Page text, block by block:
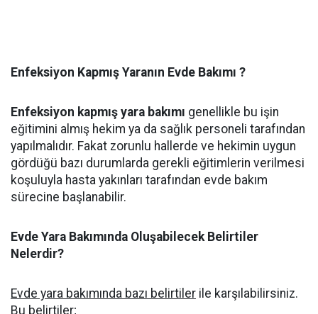
Enfeksiyon Kapmış Yaranın Evde Bakımı ?
Enfeksiyon kapmış yara bakımı genellikle bu işin
eğitimini almış hekim ya da sağlık personeli tarafından
yapılmalıdır. Fakat zorunlu hallerde ve hekimin uygun
gördüğü bazı durumlarda gerekli eğitimlerin verilmesi
koşuluyla hasta yakınları tarafından evde bakım
sürecine başlanabilir.
Evde Yara Bakımında Oluşabilecek Belirtiler
Nelerdir?
Evde yara bakımında bazı belirtiler ile karşılabilirsiniz.
Bu belirtiler;